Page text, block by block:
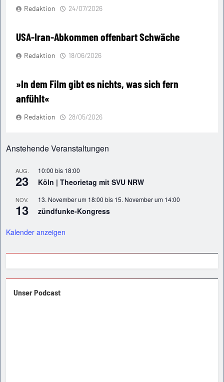
Redaktion 24/07/2026
USA-Iran-Abkommen offenbart Schwäche
Redaktion 18/06/2026
»In dem Film gibt es nichts, was sich fern
anfühlt«
Redaktion 28/05/2026
Anstehende Veranstaltungen
AUG.
23
10:00 bis 18:00
Köln | Theorietag mit SVU NRW
NOV.
13
13. November um 18:00 bis 15. November um 14:00
zündfunke-Kongress
Kalender anzeigen
Unser Podcast